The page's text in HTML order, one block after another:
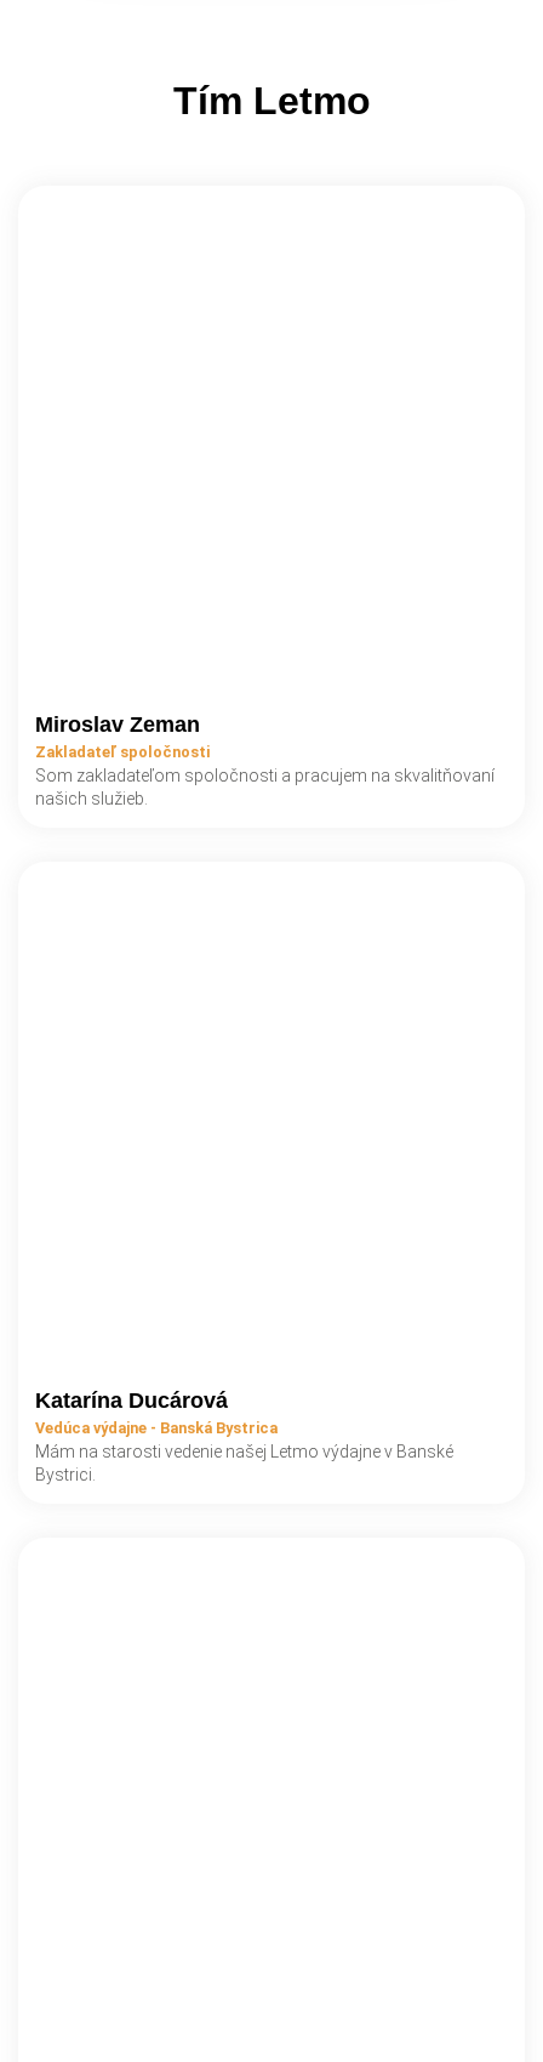
Tím Letmo
Miroslav Zeman
Zakladateľ spoločnosti
Som zakladateľom spoločnosti a pracujem na skvalitňovaní
našich služieb.
Katarína Ducárová
Vedúca výdajne - Banská Bystrica
Mám na starosti vedenie našej Letmo výdajne v Banské
Bystrici.